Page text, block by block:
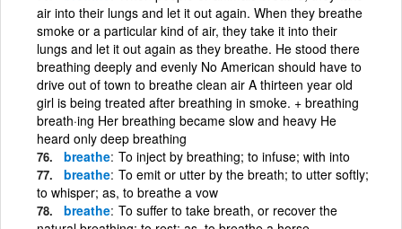
air into their lungs and let it out again. When they breathe
smoke or a particular kind of air, they take it into their
lungs and let it out again as they breathe. He stood there
breathing deeply and evenly No American should have to
drive out of town to breathe clean air A thirteen year old
girl is being treated after breathing in smoke. + breathing
breath·ing Her breathing became slow and heavy He
heard only deep breathing
breathe To inject by breathing; to infuse; with into
breathe To emit or utter by the breath; to utter softly;
to whisper; as, to breathe a vow
breathe To suffer to take breath, or recover the